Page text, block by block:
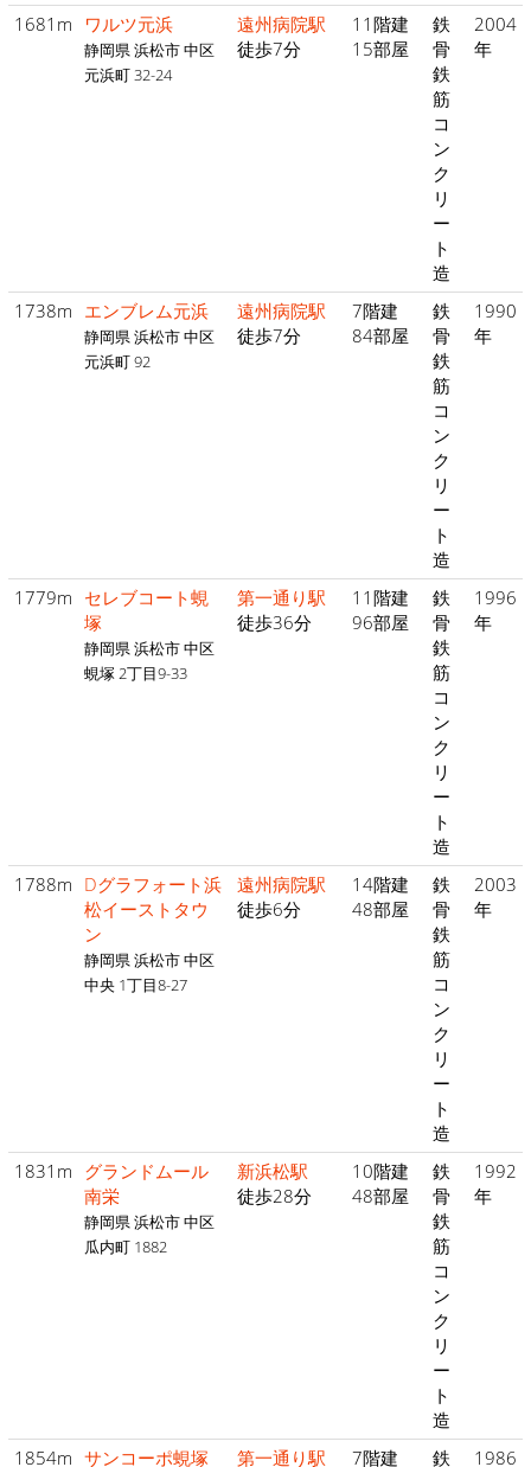
1681m ワルツ元浜
静岡県 浜松市 中区
元浜町 32-24
遠州病院駅
徒歩7分
11階建
15部屋
鉄
骨
鉄
筋
コ
ン
ク
リ
ー
ト
造
2004
年
1738m エンブレム元浜
静岡県 浜松市 中区
元浜町 92
遠州病院駅
徒歩7分
7階建
84部屋
鉄
骨
鉄
筋
コ
ン
ク
リ
ー
ト
造
1990
年
1779m セレブコート蜆
塚
静岡県 浜松市 中区
蜆塚 2丁目9-33
第一通り駅
徒歩36分
11階建
96部屋
鉄
骨
鉄
筋
コ
ン
ク
リ
ー
ト
造
1996
年
1788m Dグラフォート浜
松イーストタウ
ン
静岡県 浜松市 中区
中央 1丁目8-27
遠州病院駅
徒歩6分
14階建
48部屋
鉄
骨
鉄
筋
コ
ン
ク
リ
ー
ト
造
2003
年
1831m グランドムール
南栄
静岡県 浜松市 中区
瓜内町 1882
新浜松駅
徒歩28分
10階建
48部屋
鉄
骨
鉄
筋
コ
ン
ク
リ
ー
ト
造
1992
年
1854m サンコーポ蜆塚 第一通り駅 7階建 鉄 1986